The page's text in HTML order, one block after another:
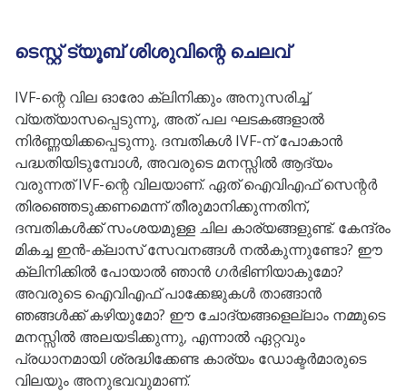
ടെസ്റ്റ് ട്യൂബ് ശിശുവിന്റെ ചെലവ്
IVF-ന്റെ വില ഓരോ ക്ലിനിക്കും അനുസരിച്ച്
വ്യത്യാസപ്പെടുന്നു, അത് പല ഘടകങ്ങളാൽ
നിർണ്ണയിക്കപ്പെടുന്നു. ദമ്പതികൾ IVF-ന് പോകാൻ
പദ്ധതിയിടുമ്പോൾ, അവരുടെ മനസ്സിൽ ആദ്യം
വരുന്നത് IVF-ന്റെ വിലയാണ്. ഏത് ഐവിഎഫ് സെന്റർ
തിരഞ്ഞെടുക്കണമെന്ന് തീരുമാനിക്കുന്നതിന്,
ദമ്പതികൾക്ക് സംശയമുള്ള ചില കാര്യങ്ങളുണ്ട്. കേന്ദ്രം
മികച്ച ഇൻ-ക്ലാസ് സേവനങ്ങൾ നൽകുന്നുണ്ടോ? ഈ
ക്ലിനിക്കിൽ പോയാൽ ഞാൻ ഗർഭിണിയാകുമോ?
അവരുടെ ഐവിഎഫ് പാക്കേജുകൾ താങ്ങാൻ
ഞങ്ങൾക്ക് കഴിയുമോ? ഈ ചോദ്യങ്ങളെല്ലാം നമ്മുടെ
മനസ്സിൽ അലയടിക്കുന്നു, എന്നാൽ ഏറ്റവും
പ്രധാനമായി ശ്രദ്ധിക്കേണ്ട കാര്യം ഡോക്ടർമാരുടെ
വിലയും അനുഭവവുമാണ്.